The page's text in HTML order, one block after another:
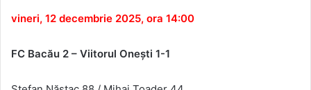
vineri, 12 decembrie 2025, ora 14:00
FC Bacău 2 – Viitorul Onești 1-1